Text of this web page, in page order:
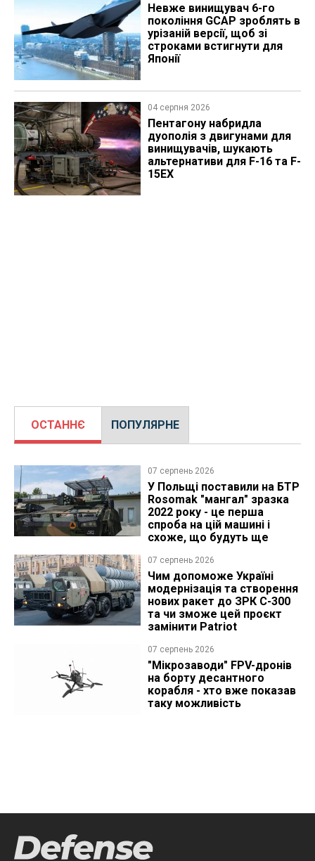
Невже винищувач 6-го
покоління GCAP зроблять в
урізаній версії, щоб зі
строками встигнути для
Японії
04 серпня 2026
Пентагону набридла
дуополія з двигунами для
винищувачів, шукають
альтернативи для F-16 та F-
15EX
ОСТАННЄ ПОПУЛЯРНЕ
07 серпень 2026
У Польщі поставили на БТР
Rosomak "мангал" зразка
2022 року - це перша
спроба на цій машині і
схоже, що будуть ще
07 серпень 2026
Чим допоможе Україні
модернізація та створення
нових ракет до ЗРК С-300
та чи зможе цей проєкт
замінити Patriot
07 серпень 2026
"Мікрозаводи" FPV-дронів
на борту десантного
корабля - хто вже показав
таку можливість